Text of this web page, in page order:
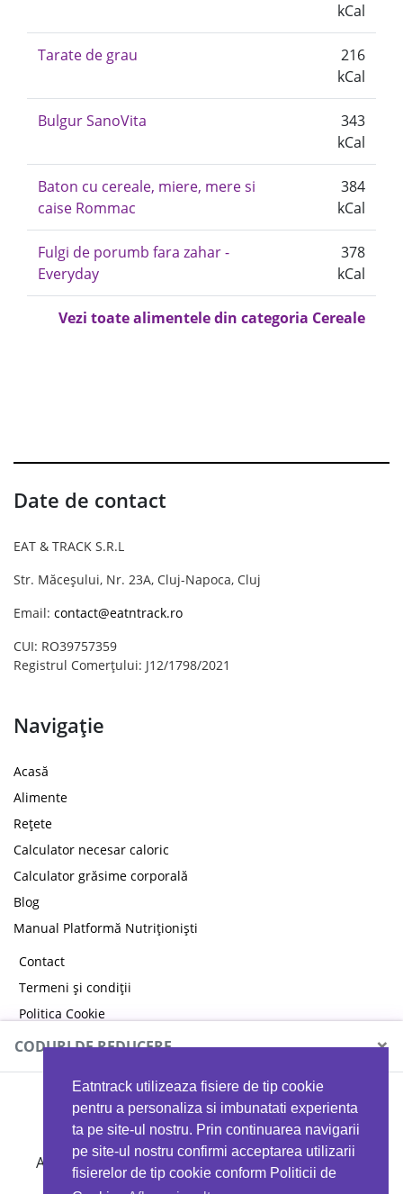
Eatntrack utilizeaza fisiere de tip cookie
pentru a personaliza si imbunatati experienta
ta pe site-ul nostru. Prin continuarea navigarii
pe site-ul nostru confirmi acceptarea utilizarii
fisierelor de tip cookie conform Politicii de
kCal
Tarate de grau
216
kCal
Bulgur SanoVita
343
kCal
Baton cu cereale, miere, mere si
caise Rommac
384
kCal
Fulgi de porumb fara zahar -
Everyday
378
kCal
Vezi toate alimentele din categoria Cereale
Date de contact
EAT & TRACK S.R.L
Str. Măceșului, Nr. 23A, Cluj-Napoca, Cluj
Email: contact@eatntrack.ro
CUI: RO39757359
Registrul Comerțului: J12/1798/2021
Navigație
Acasă
Alimente
Rețete
Calculator necesar caloric
Calculator grăsime corporală
Blog
Manual Platformă Nutriționiști
Contact
Termeni și condiții
Politica Cookie
Politica de confidențialitate
CODURI DE REDUCERE ×
MYPROTEIN
Ai 40%reducere la orice comandă folosind codul
EATTRACK